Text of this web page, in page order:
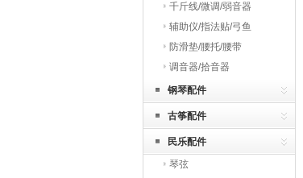
千斤线/微调/弱音器
辅助仪/指法贴/弓鱼
防滑垫/腰托/腰带
调音器/拾音器
钢琴配件
古筝配件
民乐配件
琴弦